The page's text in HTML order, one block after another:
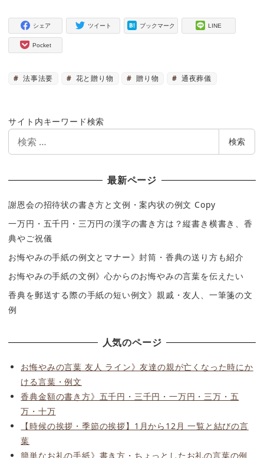
シェア ツイート ブックマーク LINE
Pocket
法事法要 花と贈り物 贈り物 通夜葬儀
サイト内キーワード検索
索
検索
最新ページ
謝恩会の招待状の書き方と文例・案内状の例文 Copy
一万円・五千円・三万円の漢字の書き方は？縦書き横書き、香
典やご祝儀
お悔やみの手紙の例文とマナー》封筒・香典の送り方も紹介
お悔やみの手紙の文例》心からのお悔やみの言葉を伝えたい
香典を郵送する際の手紙の短い例文》親戚・友人、一筆箋の文
例
人気のページ
お悔やみの言葉 友人 ライン》友達の親が亡くなった時にか
ける言葉・例文
香典金額の書き方》五千円・三千円・一万円・三万・五
万・十万
【時候の挨拶・季節の挨拶】1月から12月 一覧と結びの言
葉
簡単なお礼の手紙》書き方・ちょっとしたお礼の言葉の例